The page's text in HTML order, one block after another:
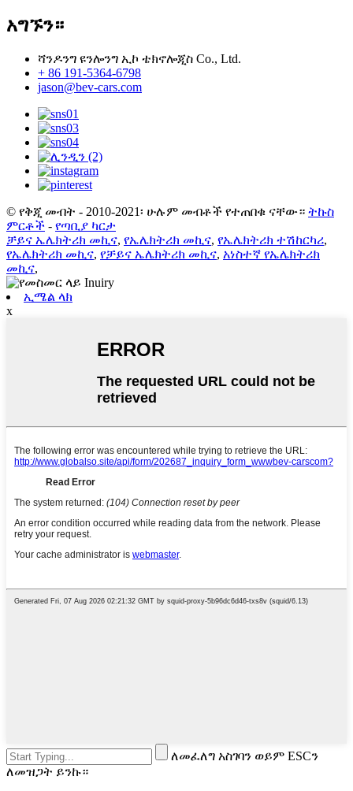
አግኙን።
ሻንዶንግ ዩንሎንግ ኢኮ ቴክኖሎጂስ Co., Ltd.
+ 86 191-5364-6798
jason@bev-cars.com
© የቅጂ መብት - 2010-2021፡ ሁሉም መብቶች የተጠበቁ ናቸው። ትኩስ
ምርቶች - የጣቢያ ካርታ
ቻይና ኤሌክትሪክ መኪና, የኤሌክትሪክ መኪና, የኤሌክትሪክ ተሽከርካሪ,
የኤሌክትሪክ መኪና, የቻይና ኤሌክትሪክ መኪና, አነስተኛ የኤሌክትሪክ
መኪና,
ኢሜል ላክ
x
ለመፈለግ አስገባን ወይም ESCን
ለመዝጋት ይንኩ።